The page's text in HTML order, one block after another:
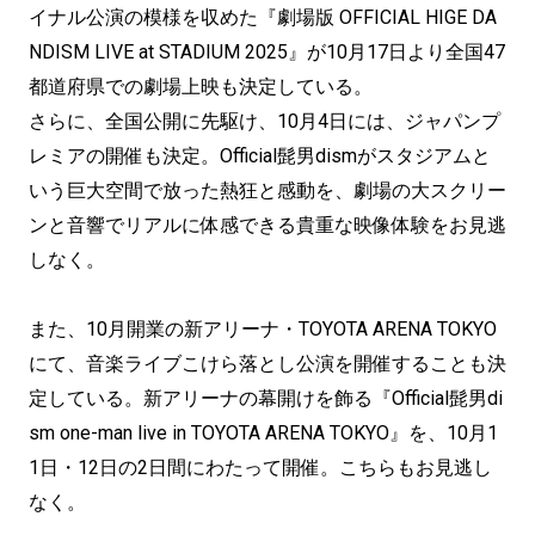
イナル公演の模様を収めた『劇場版 OFFICIAL HIGE DA
NDISM LIVE at STADIUM 2025』が10月17日より全国47
都道府県での劇場上映も決定している。
さらに、全国公開に先駆け、10月4日には、ジャパンプ
レミアの開催も決定。Official髭男dismがスタジアムと
いう巨大空間で放った熱狂と感動を、劇場の大スクリー
ンと音響でリアルに体感できる貴重な映像体験をお見逃
しなく。
また、10月開業の新アリーナ・TOYOTA ARENA TOKYO
にて、音楽ライブこけら落とし公演を開催することも決
定している。新アリーナの幕開けを飾る『Official髭男di
sm one-man live in TOYOTA ARENA TOKYO』を、10月1
1日・12日の2日間にわたって開催。こちらもお見逃し
なく。